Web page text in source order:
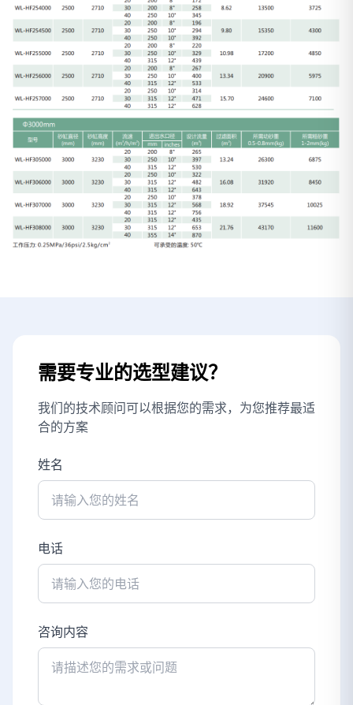
需要专业的选型建议？
我们的技术顾问可以根据您的需求，为您推荐最适
合的方案
姓名
电话
咨询内容